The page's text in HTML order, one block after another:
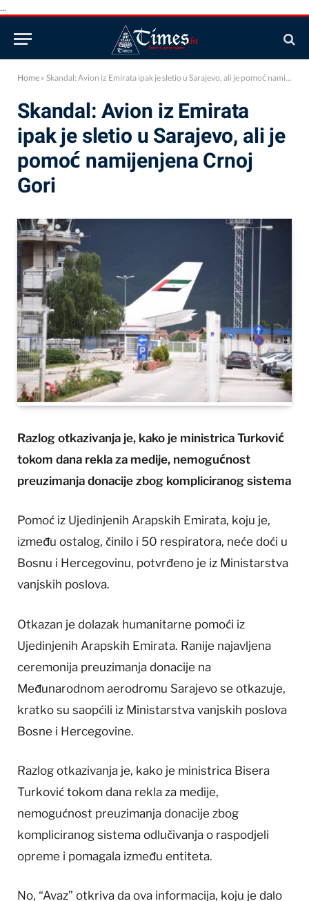
...
Home » Skandal: Avion iz Emirata ipak je sletio u Sarajevo, ali je pomoć namijenjena Crnoj Gori
Skandal: Avion iz Emirata
ipak je sletio u Sarajevo, ali je
pomoć namijenjena Crnoj
Gori
Razlog otkazivanja je, kako je ministrica Turković
tokom dana rekla za medije, nemogućnost
preuzimanja donacije zbog kompliciranog sistema
Pomoć iz Ujedinjenih Arapskih Emirata, koju je,
između ostalog, činilo i 50 respiratora, neće doći u
Bosnu i Hercegovinu, potvrđeno je iz Ministarstva
vanjskih poslova.
Otkazan je dolazak humanitarne pomoći iz
Ujedinjenih Arapskih Emirata. Ranije najavljena
ceremonija preuzimanja donacije na
Međunarodnom aerodromu Sarajevo se otkazuje,
kratko su saopćili iz Ministarstva vanjskih poslova
Bosne i Hercegovine.
Razlog otkazivanja je, kako je ministrica Bisera
Turković tokom dana rekla za medije,
nemogućnost preuzimanja donacije zbog
kompliciranog sistema odlučivanja o raspodjeli
opreme i pomagala između entiteta.
No, “Avaz” otkriva da ova informacija, koju je dalo